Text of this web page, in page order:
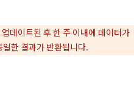
데이트된 후 한 주 이내에 데이터가
한 결과가 반환됩니다.